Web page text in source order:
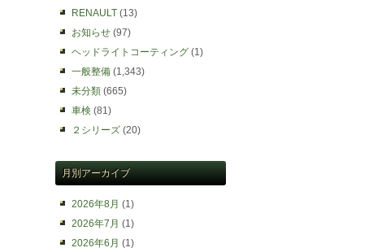
RENAULT (13)
お知らせ (97)
ヘッドライトコーティング (1)
一般整備 (1,343)
未分類 (665)
車検 (81)
２シリーズ (20)
月別アーカイブ
2026年8月 (1)
2026年7月 (1)
2026年6月 (1)